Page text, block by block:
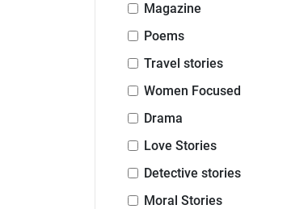
Magazine
Poems
Travel stories
Women Focused
Drama
Love Stories
Detective stories
Moral Stories